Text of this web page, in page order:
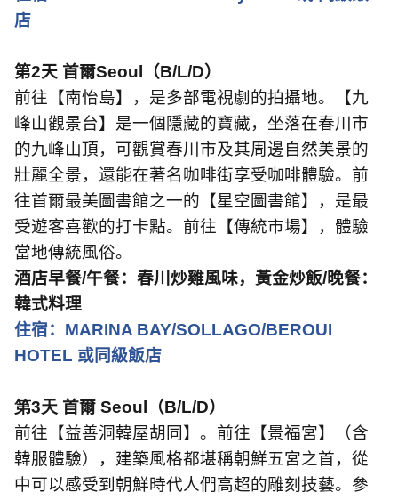
店
第2天 首爾Seoul （B/L/D）
前往【南怡島】，是多部電視劇的拍攝地。【九
峰山觀景台】是一個隱藏的寶藏，坐落在春川市
的九峰山頂，可觀賞春川市及其周邊自然美景的
壯麗全景，還能在著名咖啡街享受咖啡體驗。前
往首爾最美圖書館之一的【星空圖書館】，是最
受遊客喜歡的打卡點。前往【傳統市場】，體驗
當地傳統風俗。
酒店早餐/午餐：春川炒雞風味，黃金炒飯/晚餐：
韓式料理
住宿： MARINA BAY/SOLLAGO/BEROUI
HOTEL 或同級飯店
第3天 首爾 Seoul （B/L/D）
前往【益善洞韓屋胡同】。前往【景福宮】（含
韓服體驗），建築風格都堪稱朝鮮五宮之首，從
中可以感受到朝鮮時代人們高超的雕刻技藝。參